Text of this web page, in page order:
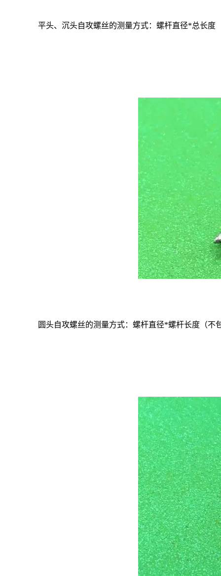
平头、沉头自攻螺丝的测量方式：螺杆直径*总长度
圆头自攻螺丝的测量方式：螺杆直径*螺杆长度（不